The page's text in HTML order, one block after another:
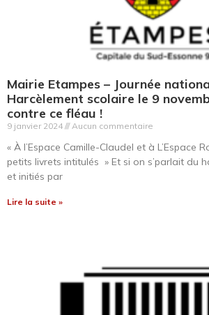
Mairie Etampes – Journée
Harcèlement scolaire le 9
contre ce fléau !
9 janvier 2024 Aucun commentaire
« À l’Espace Camille-Claudel et à L’Espace
petits livrets intitulés » Et si on s’parlait du
et initiés par
Lire la suite »